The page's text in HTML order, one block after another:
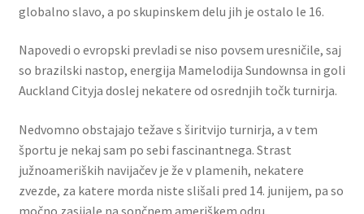
globalno slavo, a po skupinskem delu jih je ostalo le 16.
Napovedi o evropski prevladi se niso povsem uresničile, saj
so brazilski nastop, energija Mamelodija Sundownsa in goli
Auckland Cityja doslej nekatere od osrednjih točk turnirja.
Nedvomno obstajajo težave s širitvijo turnirja, a v tem
športu je nekaj sam po sebi fascinantnega. Strast
južnoameriških navijačev je že v plamenih, nekatere
zvezde, za katere morda niste slišali pred 14. junijem, pa so